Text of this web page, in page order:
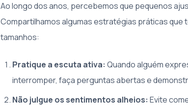
Ao longo dos anos, percebemos que pequenos
Compartilhamos algumas estratégias práticas
tamanhos:
Pratique a escuta ativa: Quando alguém
interromper, faça perguntas abertas e
Não julgue os sentimentos alheios: Evite